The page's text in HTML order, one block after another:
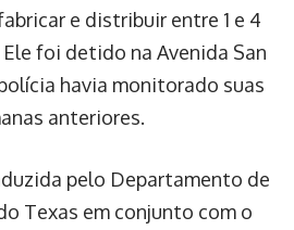
e distribuir entre 1 e 4
foi detido na Avenida San
havia monitorado suas
anteriores.
pelo Departamento de
Texas em conjunto com o